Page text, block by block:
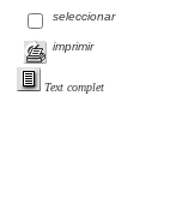
seleccionar
imprimir
Text complet